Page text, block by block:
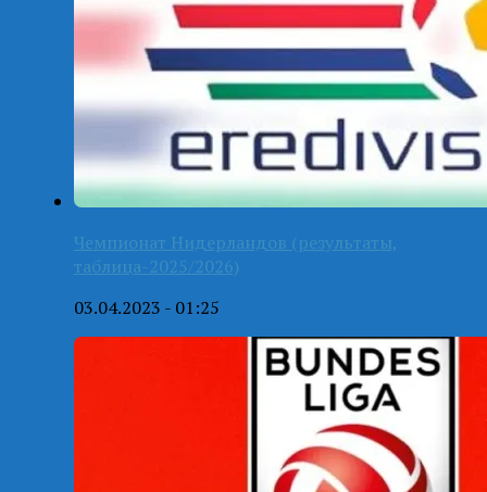
Чемпионат Нидерландов (результаты,
таблица-2025/2026)
03.04.2023 - 01:25